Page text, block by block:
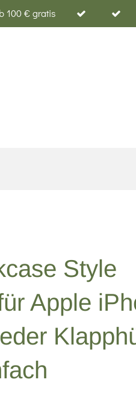
100 € gratis
Style
Apple